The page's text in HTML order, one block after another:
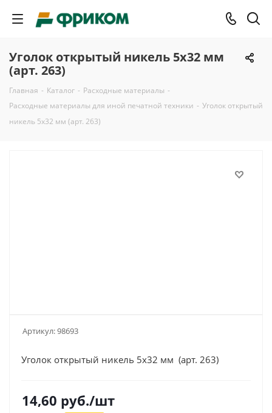
Уголок открытый никель 5х32 мм
(арт. 263)
Главная - Каталог - Расходные материалы -
Расходные материалы для иной печатной техники - Уголок открытый
никель 5х32 мм (арт. 263)
Артикул:98693
Уголок открытый никель 5х32 мм (арт. 263)
14,60 руб./шт